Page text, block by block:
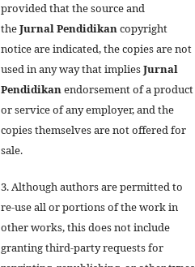
provided that the source and
theJurnalPendidikancopyright
notice are indicated, the copies are not
used in any way that impliesJurnal
Pendidikanendorsement of a product
or service of any employer, and the
copies themselves are not offered for
sale.
3. Although authors are permitted to
re-use all or portions of the work in
other works, this does not include
granting third-party requests for